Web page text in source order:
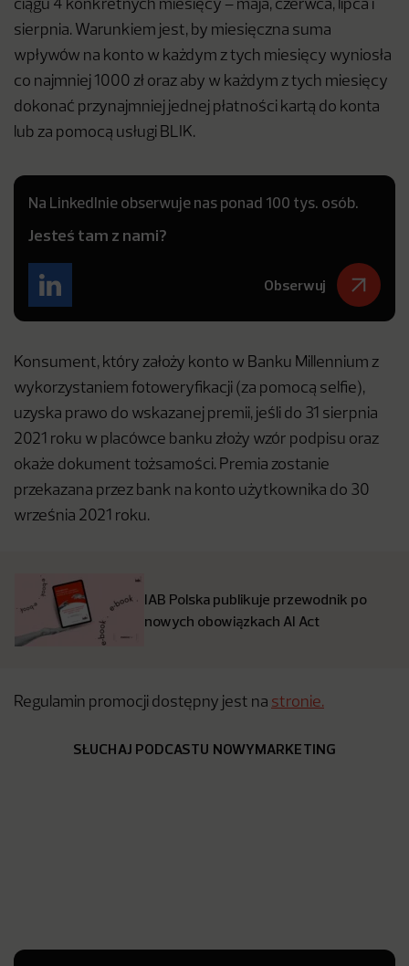
ciągu 4 konkretnych miesięcy – maja, czerwca, lipca i
sierpnia. Warunkiem jest, by miesięczna suma
wpływów na konto w każdym z tych miesięcy wyniosła
co najmniej 1000 zł oraz aby w każdym z tych miesięcy
dokonać przynajmniej jednej płatności kartą do konta
lub za pomocą usługi BLIK.
Na LinkedInie obserwuje nas ponad 100 tys. osób.
Jesteś tam z nami?
Obserwuj
Konsument, który założy konto w Banku Millennium z
wykorzystaniem fotoweryfikacji (za pomocą selfie),
uzyska prawo do wskazanej premii, jeśli do 31 sierpnia
2021 roku w placówce banku złoży wzór podpisu oraz
okaże dokument tożsamości. Premia zostanie
przekazana przez bank na konto użytkownika do 30
września 2021 roku.
IAB Polska publikuje przewodnik po
nowych obowiązkach AI Act
Regulamin promocji dostępny jest na stronie.
SŁUCHAJ PODCASTU NOWYMARKETING